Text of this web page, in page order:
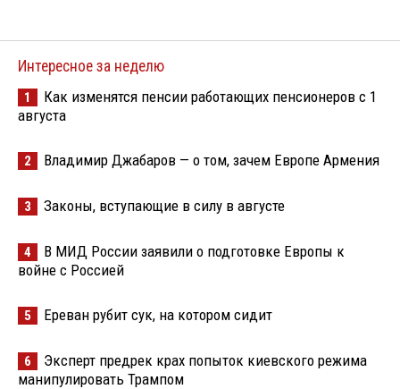
Интересное за неделю
1
Как изменятся пенсии работающих пенсионеров с 1
августа
2 Владимир Джабаров — о том, зачем Европе Армения
3 Законы, вступающие в силу в августе
4
В МИД России заявили о подготовке Европы к
войне с Россией
5 Ереван рубит сук, на котором сидит
6
Эксперт предрек крах попыток киевского режима
манипулировать Трампом